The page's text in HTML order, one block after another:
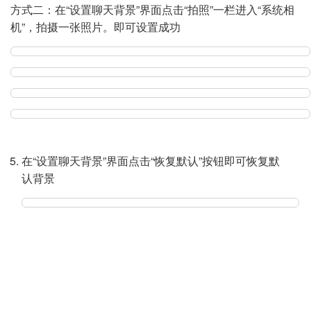
方式二：在“设置聊天背景”界面点击“拍照”一栏进入“系统相
机”，拍摄一张照片。即可设置成功
在“设置聊天背景”界面点击“恢复默认”按钮即可恢复默
认背景